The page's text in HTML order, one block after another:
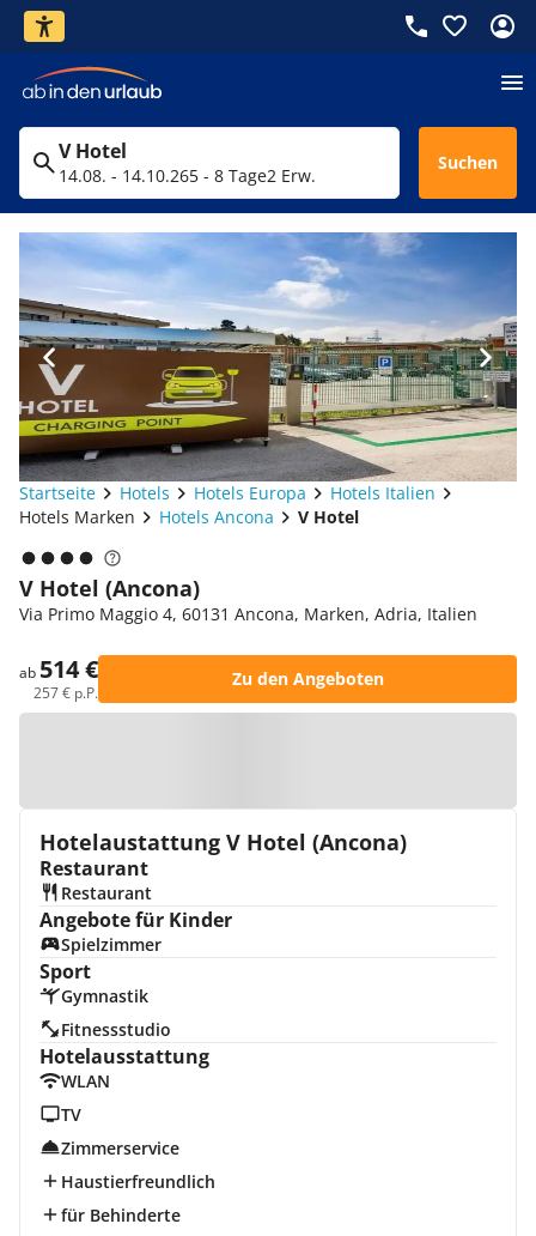
V Hotel
14.08. - 14.10.265 - 8 Tage2 Erw.
Suchen
Startseite Hotels Hotels Europa
Hotels Italien
Hotels Marken
Hotels Ancona V Hotel
V Hotel (Ancona)
Via Primo Maggio 4, 60131 Ancona, Marken, Adria, Italien
ab 514 €
257 € p.P.
Zu den Angeboten
Hotelaustattung V Hotel (Ancona)
Restaurant
Restaurant
Angebote für Kinder
Spielzimmer
Sport
Gymnastik
Fitnessstudio
Hotelausstattung
WLAN
TV
Zimmerservice
Haustierfreundlich
für Behinderte